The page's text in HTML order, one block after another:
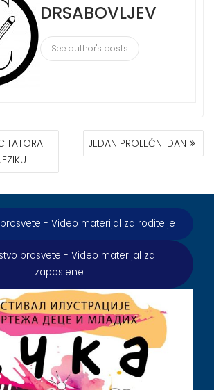
DRSABOVLJEV
See author's posts
JEDAN PROLEĆNI DAN
- Video materijal za roditelje
prosvete - Video materijal za
zaposlene